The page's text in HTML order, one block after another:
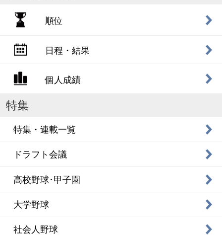
順位
日程・結果
個人成績
特集
特集・連載一覧
ドラフト会議
高校野球･甲子園
大学野球
社会人野球